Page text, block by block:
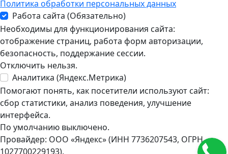
Политика обработки персональных данных
Работа сайта (Обязательно)
Необходимы для функционирования сайта:
отображение страниц, работа форм авторизации,
безопасность, поддержание сессии.
Отключить нельзя.
Аналитика (Яндекс.Метрика)
Помогают понять, как посетители используют сайт:
сбор статистики, анализ поведения, улучшение
интерфейса.
По умолчанию выключено.
Провайдер: ООО «Яндекс» (ИНН 7736207543, ОГРН
1027700229193).